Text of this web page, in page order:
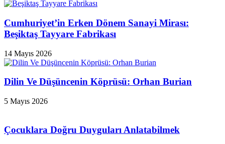
Cumhuriyet’in Erken Dönem Sanayi Mirası:
Beşiktaş Tayyare Fabrikası
14 Mayıs 2026
Dilin Ve Düşüncenin Köprüsü: Orhan Burian
5 Mayıs 2026
Çocuklara Doğru Duyguları Anlatabilmek